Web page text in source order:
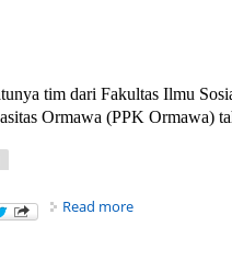
tim dari Fakultas Ilmu
Ormawa (PPK Ormawa)
Read more